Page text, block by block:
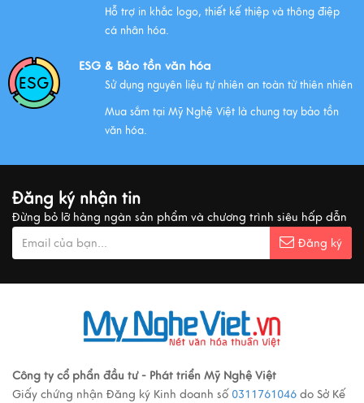
Hỗ trợ in khắc logo, thiết kế thiệp và thông điệp
cá nhân hóa.
ESG & Bảo tồn văn hóa
Sử dụng nguyên liệu tự nhiên an toàn từ thiên nhiên
Mua sắm tại Mỹ Nghệ Việt là chung tay bảo tồn
văn hóa.
Đăng ký nhận tin
Đừng bỏ lỡ hàng ngàn sản phẩm và chương trình siêu hấp dẫn
Đăng ký
Công ty cổ phẩn đầu tư - Phát triển Mỹ Nghệ Việt
Giấy chứng nhận Đăng ký Kinh doanh số 0311761046 do Sở Kế